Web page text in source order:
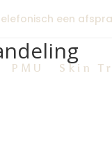
een
PMU Skin